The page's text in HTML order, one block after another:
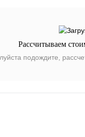
Рассчитываем
подождите,